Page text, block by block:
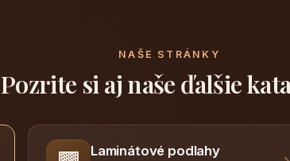
NAŠE STRÁNKY
Pozrite si aj naše ďalšie
Laminátové podlahy